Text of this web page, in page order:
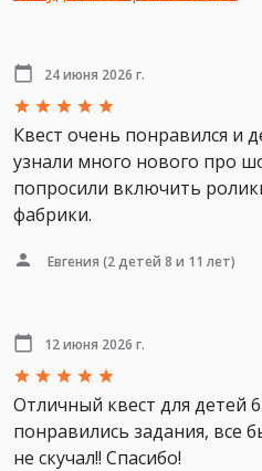
24 июня 2026 г.
Квест очень понравился и
узнали много нового про
попросили включить
фабрики.
Евгения (2 детей 8 и 11 лет)
12 июня 2026 г.
Отличный квест для детей
понравились задания, все
не скучал!! Спасибо!